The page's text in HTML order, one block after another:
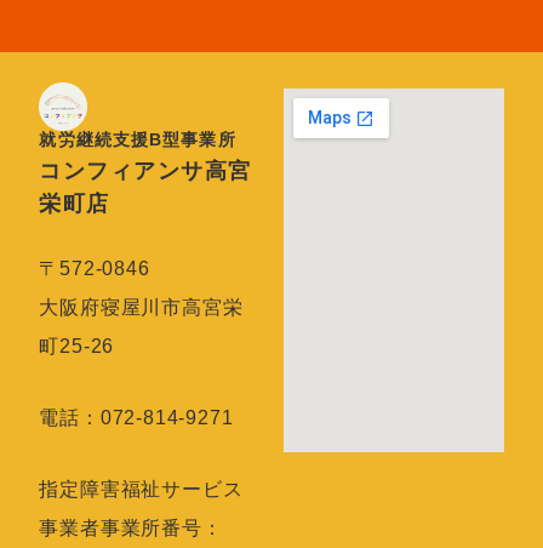
就労継続支援B型事業所
コンフィアンサ高宮
栄町店
〒572-0846
大阪府寝屋川市高宮栄
町25-26
電話：072-814-9271
指定障害福祉サービス
事業者事業所番号：